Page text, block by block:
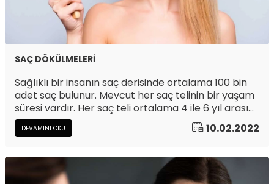
SAÇ DÖKÜLMELERİ
Sağlıklı bir insanın saç derisinde ortalama 100 bin
adet saç bulunur. Mevcut her saç telinin bir yaşam
süresi vardır. Her saç teli ortalama 4 ile 6 yıl arası
yaşar. Sonrasında dinlenir ve dökülür. Bunun yanı
sıra erişkinlerde yıkanma ve tarama ile birlikte
olarak kabul edilir. Aşırıya kaçan bir tablo varsa bu
durumun ciddiye alınması gerekebilir.
DEVAMINI OKU 10.02.2022